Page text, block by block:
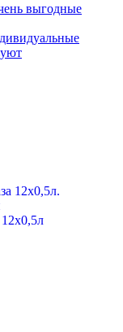
выгодные